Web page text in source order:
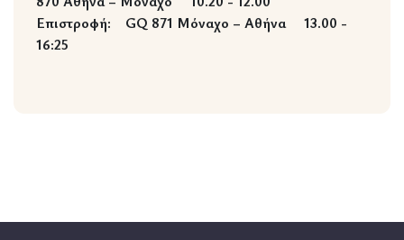
Επιστροφή: GQ 871 Μόναχο – Αθήνα 13.00 -
16:25